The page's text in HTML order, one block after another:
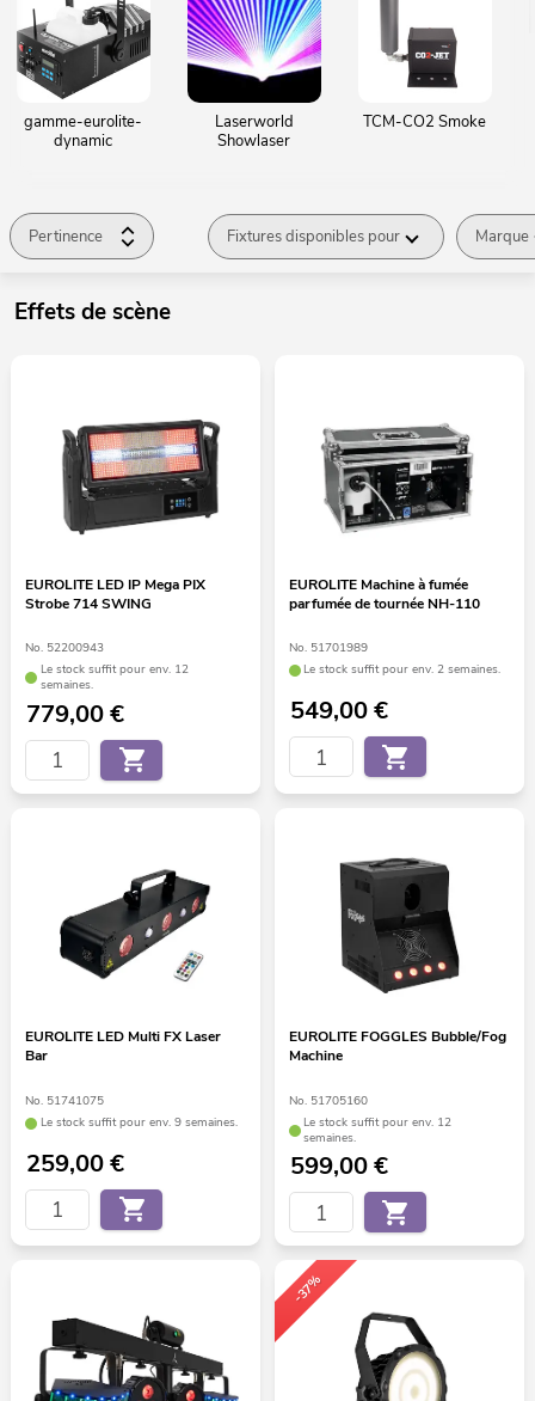
gamme-eurolite-
dynamic
Laserworld
Showlaser
TCM-CO2 Smoke
Pertinence Fixtures disponibles pour Marque
Effets de scène
EUROLITE LED IP Mega PIX
Strobe 714 SWING
No. 52200943
Le stock suffit pour env. 12
semaines.
779,00€
EUROLITE Machine à fumée
parfumée de tournée NH-110
No. 51701989
Le stock suffit pour env. 2 semaines.
549,00€
EUROLITE LED Multi FX Laser
Bar
No. 51741075
Le stock suffit pour env. 9 semaines.
259,00€
EUROLITE FOGGLES Bubble/Fog
Machine
No. 51705160
Le stock suffit pour env. 12
semaines.
599,00€
-37%